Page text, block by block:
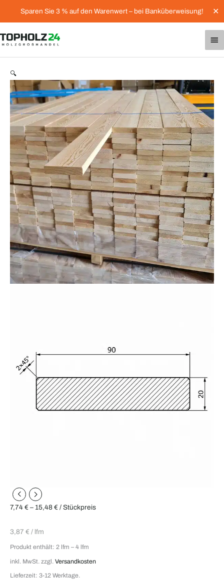
Sparen Sie 3 % auf den Warenwert – bei Banküberweisung! ✕
🔍
7,74 € – 15,48 € / Stückpreis
3,87 € / lfm
Produkt enthält: 2 lfm – 4 lfm
inkl. MwSt. zzgl. Versandkosten
Lieferzeit: 3-12 Werktage.
Fassadenholz
Glattkantbretter
Sibirische
Lärche
20
x
90
mm
Menge